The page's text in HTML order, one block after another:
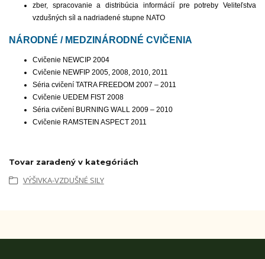
zber, spracovanie a distribúcia informácií pre potreby Veliteľstva
vzdušných síl a nadriadené stupne NATO
NÁRODNÉ / MEDZINÁRODNÉ CVIČENIA
Cvičenie NEWCIP 2004
Cvičenie NEWFIP 2005, 2008, 2010, 2011
Séria cvičení TATRA FREEDOM 2007 – 2011
Cvičenie UEDEM FIST 2008
Séria cvičení BURNING WALL 2009 – 2010
Cvičenie RAMSTEIN ASPECT 2011
Tovar zaradený v kategóriách
VÝŠIVKA-VZDUŠNÉ SILY